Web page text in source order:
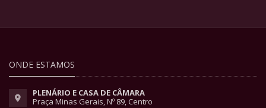
ONDE ESTAMOS
PLENÁRIO E CASA DE CÂMARA
Praça Minas Gerais, Nº 89, Centro